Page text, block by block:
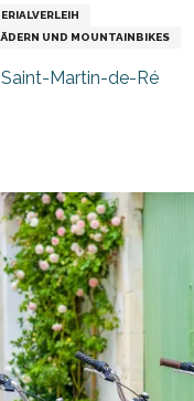
UND MOUNTAINBIKES
Saint-Martin-de-Ré
aux favoris